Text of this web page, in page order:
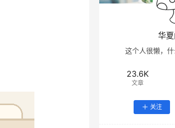
华
这个人很懒，
23.6K
文章
关注